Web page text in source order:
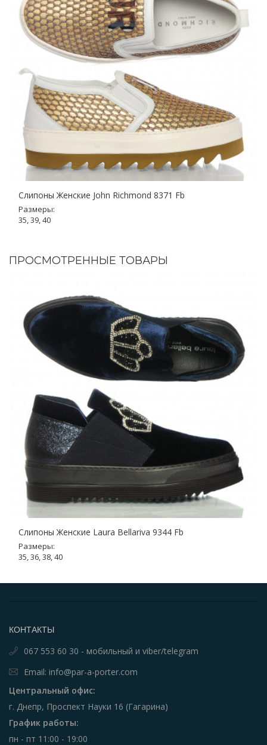
Слипоны Женские John Richmond 8371 Fb
Размеры:
35, 39, 40
ПРОСМОТРЕННЫЕ ТОВАРЫ
Слипоны Женские Laura Bellariva 9344 Fb
Размеры:
35, 36, 38, 40
КОНТАКТЫ
067 553 60 30 - мобильный и viber/telegram
Email: info@par-a-porter.com
Центральный офис:
г. Днепр, Проспект Науки 16 (Гагарина)
График работы:
пн - пт 11:00 - 19:00